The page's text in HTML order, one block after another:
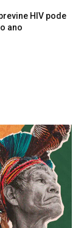
HIV pode
ano